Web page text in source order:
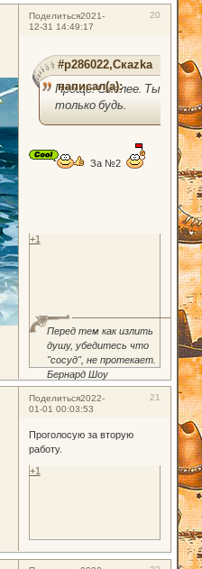
Поделиться 20
2021-
12-31 14:49:17
#p286022,Скаzka
написал(а):
Проще. Смелее. Ты
только будь.
За №2
Перед тем как излить
душу, убедитесь что
"сосуд", не протекает.
Бернард Шоу
+1
Поделиться 21
2022-
01-01 00:03:53
Проголосую за вторую
работу.
+1